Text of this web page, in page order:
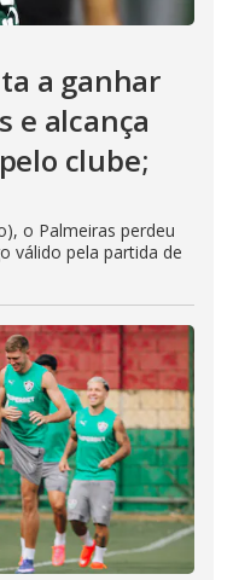
a ganhar
e alcança
clube;
o Palmeiras perdeu
válido pela partida de